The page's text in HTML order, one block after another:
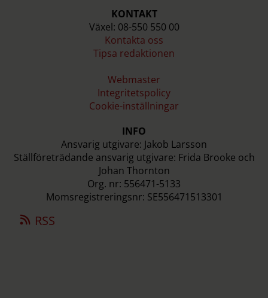
KONTAKT
Växel: 08-550 550 00
Kontakta oss
Tipsa redaktionen
Webmaster
Integritetspolicy
Cookie-inställningar
INFO
Ansvarig utgivare: Jakob Larsson
Ställföreträdande ansvarig utgivare: Frida Brooke och
Johan Thornton
Org. nr: 556471-5133
Momsregistreringsnr: SE556471513301
RSS